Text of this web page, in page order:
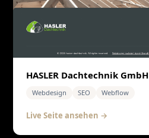
HASLER Dachtechnik GmbH
Webdesign SEO Webflow
Live Seite ansehen →